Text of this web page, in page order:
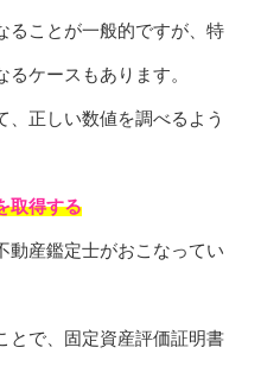
ることが一般的ですが、特
ケースもあります。
、正しい数値を調べるよう
取得する
動産鑑定士がおこなってい
とで、固定資産評価証明書